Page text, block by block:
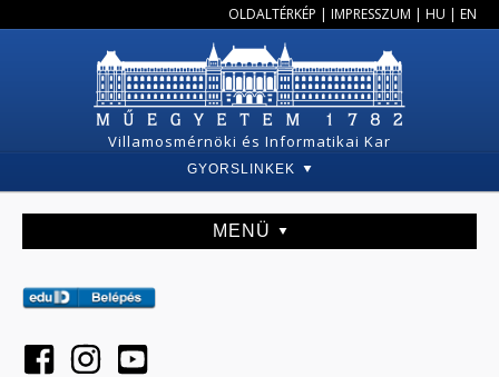
OLDALTÉRKÉP | IMPRESSZUM | HU | EN
Villamosmérnöki és Informatikai Kar
GYORSLINKEK
MENÜ